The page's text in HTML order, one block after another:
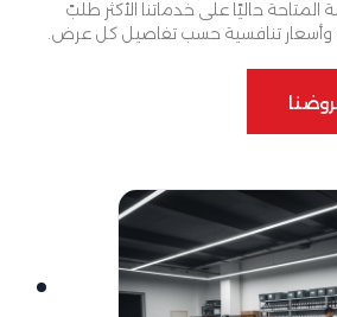
حاليًا على خدماتنا الأكثر طلبً
وأسعار تنافسية حسب تفاصيل كل عرض.